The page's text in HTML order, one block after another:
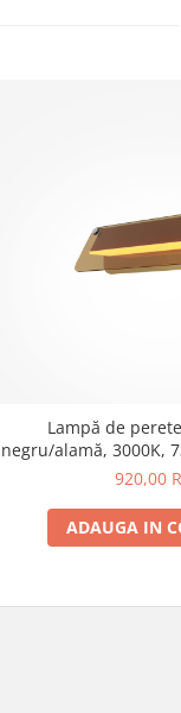
Lampă de perete
negru/alamă, 3000K,
cm -
920,00
ADAUGA IN